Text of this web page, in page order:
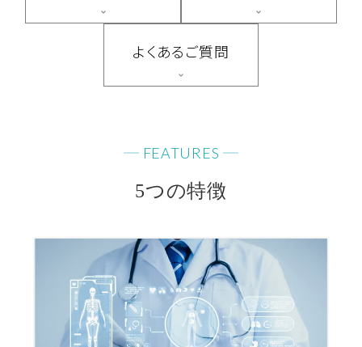
よくあるご質問
FEATURES
5つの特徴